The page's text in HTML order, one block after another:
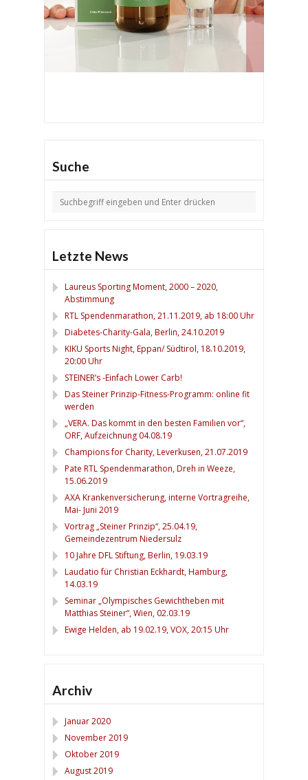
Suche
Letzte News
Laureus Sporting Moment, 2000 – 2020,
Abstimmung
RTL Spendenmarathon, 21.11.2019, ab 18:00 Uhr
Diabetes-Charity-Gala, Berlin, 24.10.2019
KIKU Sports Night, Eppan/ Südtirol, 18.10.2019,
20:00 Uhr
STEINER’s -Einfach Lower Carb!
Das Steiner Prinzip-Fitness-Programm: online fit
werden
„VERA. Das kommt in den besten Familien vor“,
ORF, Aufzeichnung 04.08.19
Champions for Charity, Leverkusen, 21.07.2019
Pate RTL Spendenmarathon, Dreh in Weeze,
15.06.2019
AXA Krankenversicherung, interne Vortragreihe,
Mai- Juni 2019
Vortrag „Steiner Prinzip“, 25.04.19,
Gemeindezentrum Niedersulz
10 Jahre DFL Stiftung, Berlin, 19.03.19
Laudatio für Christian Eckhardt, Hamburg,
14.03.19
Seminar „Olympisches Gewichtheben mit
Matthias Steiner“, Wien, 02.03.19
Ewige Helden, ab 19.02.19, VOX, 20:15 Uhr
Archiv
Januar 2020
November 2019
Oktober 2019
August 2019